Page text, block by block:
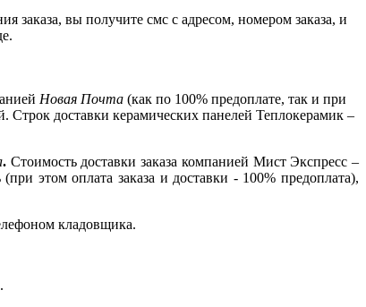
заказа, вы получите смс с адресом, номером заказа, и
Новая Почта (как по 100% предоплате, так и при
Строк доставки керамических панелей Теплокерамик –
. Стоимость доставки заказа компанией Мист Экспресс –
этом оплата заказа и доставки - 100% предоплата),
кладовщика.